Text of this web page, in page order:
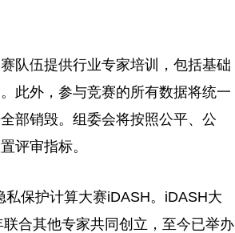
队伍提供行业专家培训，包括基础
此外，参与竞赛的所有数据将统一
部销毁。组委会将按照公平、公
评审指标。
保护计算大赛iDASH。iDASH大
合其他专家共同创立，至今已举办